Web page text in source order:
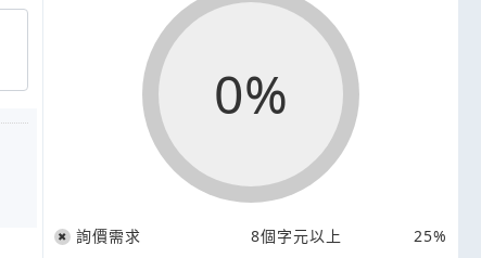
0%
詢價需求 8個字元以上
25%